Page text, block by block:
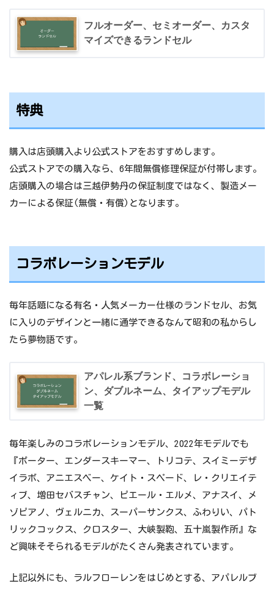
メーカー 三越伊勢丹( 特徴を見る)
公式サイト パターンメイドランドセル
価格
予約期間
クラリーノ 2021/4/1(木)10:00～10/1(金)1
0:00
本体
クラリーノ®エフ/全12色
69,300円、約1,260g
クラリーノ®レミニカ®/全4色
72,600円、約1,280g
牛革に近い見た目と耐傷加工
クラリーノ®タフロック®/全3色
75,900円約、約1,290g
耐傷強化、見た目の牛革感は劣る
80,300円、約1,460g
選べる
縁巻き/全16色、背あて/全4色、内装柄/全10
オプション
名入れ(ネームプレート)+2,200円、刺繍(側
キューブ型、背カン/フィットちゃん、持ち
手/あり、ロック形式/みらくるロック
フルオーダー、セミオーダー、カスタ
マイズできるランドセル
特典
購入は店頭購入より公式ストアをおすすめします。
公式ストアでの購入なら、6年間無償修理保証が付帯します。
店頭購入の場合は三越伊勢丹の保証制度ではなく、製造メー
カーによる保証(無償・有償)となります。
コラボレーションモデル
毎年話題になる有名・人気メーカー仕様のランドセル、お気
に入りのデザインと一緒に通学できるなんて昭和の私からし
たら夢物語です。
アパレル系ブランド、コラボレーショ
ン、ダブルネーム、タイアップモデル
一覧
毎年楽しみのコラボレーションモデル、2022年モデルでも
『ポーター、エンダースキーマー、トリコテ、スイミーデザ
イラボ、アニエスベー、ケイト・スペード、レ・クリエイテ
ィブ、増田セバスチャン、ピエール・エルメ、アナスイ、メ
ゾピアノ、ヴェルニカ、スーパーサンクス、ふわりい、パト
リックコックス、クロスター、大峽製鞄、五十嵐製作所』な
ど興味そそられるモデルがたくさん発表されています。
上記以外にも、ラルフローレンをはじめとする、アパレルブ